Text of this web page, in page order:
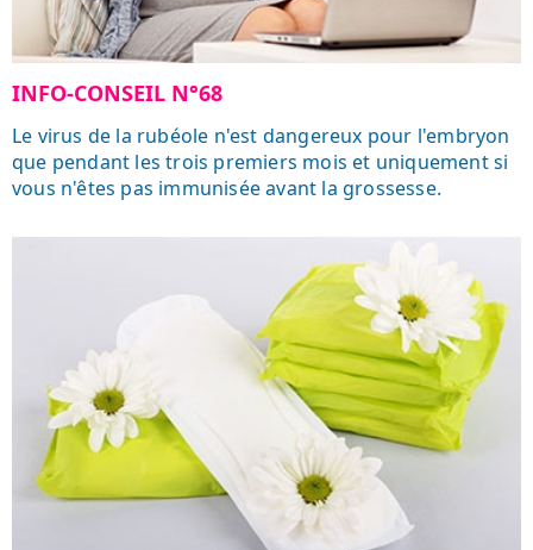
INFO-CONSEIL N°68
Le virus de la rubéole n'est dangereux pour l'embryon
que pendant les trois premiers mois et uniquement si
vous n'êtes pas immunisée avant la grossesse.